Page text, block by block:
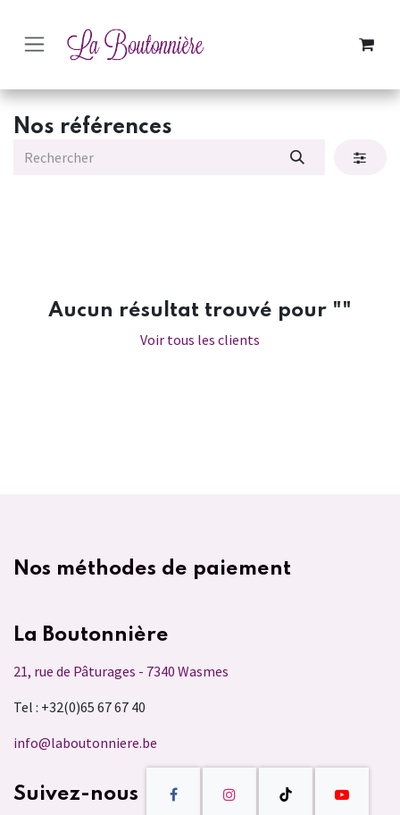
Nos références
Aucun résultat trouvé pour ""
Voir tous les clients
Nos méthodes de paiement
La Boutonnière
21, rue de Pâturages - 7340 Wasmes
Tel : +32(0)65 67 67 40
info@laboutonniere.be
Suivez-nous